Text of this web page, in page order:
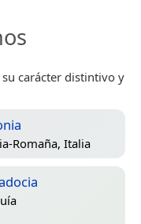
carácter distintivo y
Romaña, Italia